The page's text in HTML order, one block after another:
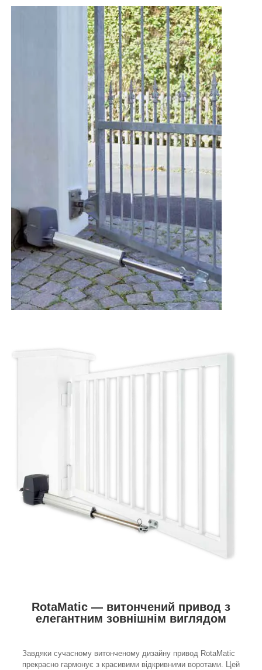
RotaMatic — витончений привод з
елегантним зовнішнім виглядом
Завдяки сучасному витонченому дизайну привод RotaMatic
прекрасно гармонує з красивими відкривними воротами. Цей